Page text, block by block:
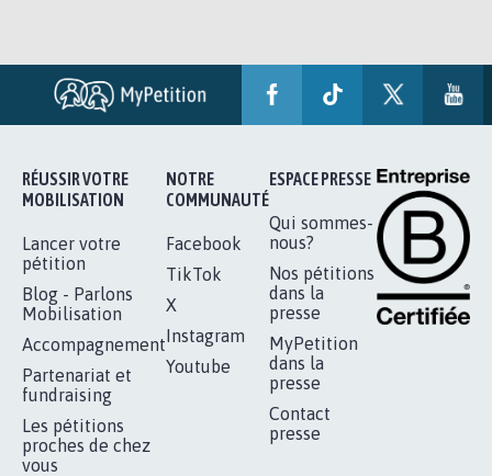
RÉUSSIR VOTRE
MOBILISATION
Lancer votre
pétition
Blog - Parlons
Mobilisation
Accompagnement
Partenariat et
fundraising
Les pétitions
proches de chez
vous
NOTRE
COMMUNAUTÉ
Facebook
TikTok
X
Instagram
Youtube
ESPACE PRESSE
Qui sommes-
nous?
Nos pétitions
dans la
presse
MyPetition
dans la
presse
Contact
presse